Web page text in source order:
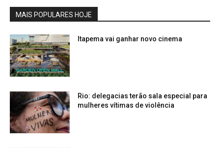
MAIS POPULARES HOJE
Itapema vai ganhar novo cinema
Rio: delegacias terão sala especial para
mulheres vítimas de violência